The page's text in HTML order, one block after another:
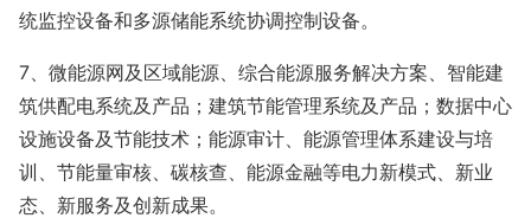
统监控设备和多源储能系统协调控制设备。
7、微能源网及区域能源、综合能源服务解决方案、智能建
筑供配电系统及产品；建筑节能管理系统及产品；数据中心
设施设备及节能技术；能源审计、能源管理体系建设与培
训、节能量审核、碳核查、能源金融等电力新模式、新业
态、新服务及创新成果。